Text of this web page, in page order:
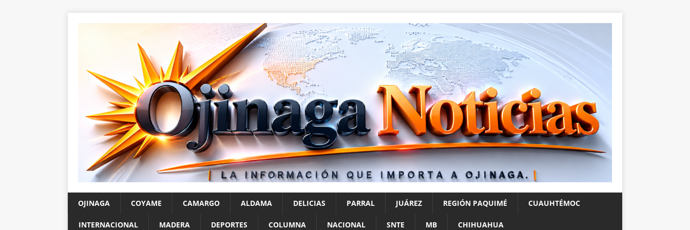
OJINAGA COYAME CAMARGO ALDAMA DELICIAS PARRAL JUÁREZ REGIÓN PAQUIMÉ CUAUHTÉMOC
INTERNACIONAL MADERA DEPORTES COLUMNA NACIONAL SNTE MB CHIHUAHUA